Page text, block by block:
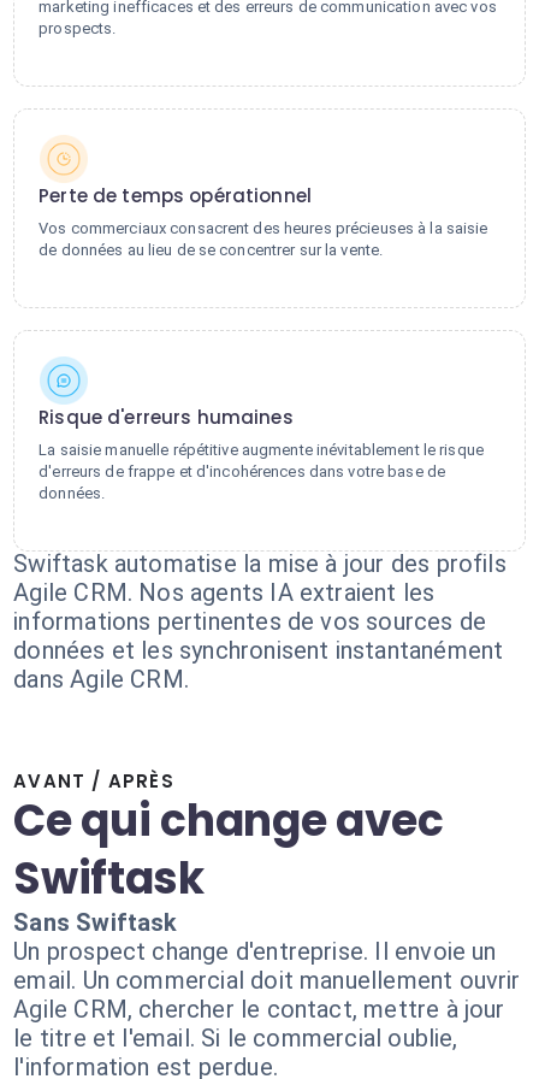
marketing inefficaces et des erreurs de communication avec vos
prospects.
Perte de temps opérationnel
Vos commerciaux consacrent des heures précieuses à la saisie
de données au lieu de se concentrer sur la vente.
Risque d'erreurs humaines
La saisie manuelle répétitive augmente inévitablement le risque
d'erreurs de frappe et d'incohérences dans votre base de
données.
Swiftask automatise la mise à jour des profils
Agile CRM. Nos agents IA extraient les
informations pertinentes de vos sources de
données et les synchronisent instantanément
dans Agile CRM.
AVANT / APRÈS
Ce qui change avec
Swiftask
Sans Swiftask
Un prospect change d'entreprise. Il envoie un
email. Un commercial doit manuellement ouvrir
Agile CRM, chercher le contact, mettre à jour
le titre et l'email. Si le commercial oublie,
l'information est perdue.